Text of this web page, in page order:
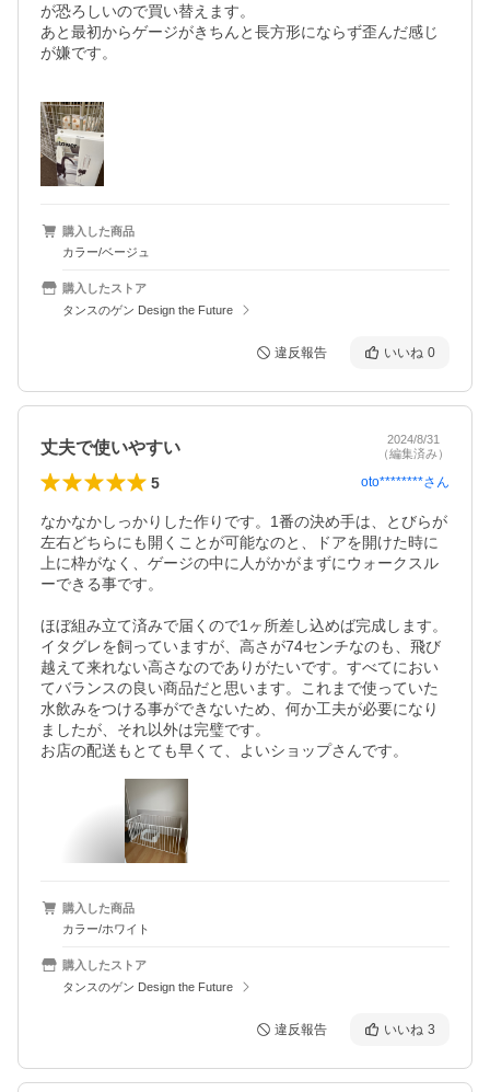
が恐ろしいので買い替えます。
あと最初からゲージがきちんと長方形にならず歪んだ感じ
が嫌です。
購入した商品
カラー/ベージュ
購入したストア
タンスのゲン Design the Future
違反報告 いいね 0
丈夫で使いやすい
2024/8/31
（編集済み）
5 oto********さん
なかなかしっかりした作りです。1番の決め手は、とびらが
左右どちらにも開くことが可能なのと、ドアを開けた時に
上に枠がなく、ゲージの中に人がかがまずにウォークスル
ーできる事です。
ほぼ組み立て済みで届くので1ヶ所差し込めば完成します。
イタグレを飼っていますが、高さが74センチなのも、飛び
越えて来れない高さなのでありがたいです。すべてにおい
てバランスの良い商品だと思います。これまで使っていた
水飲みをつける事ができないため、何か工夫が必要になり
ましたが、それ以外は完璧です。
お店の配送もとても早くて、よいショップさんです。
購入した商品
カラー/ホワイト
購入したストア
タンスのゲン Design the Future
違反報告 いいね 3